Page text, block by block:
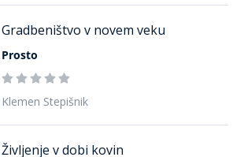
Gradbeništvo v novem veku
Prosto
Klemen Stepišnik
Življenje v dobi kovin